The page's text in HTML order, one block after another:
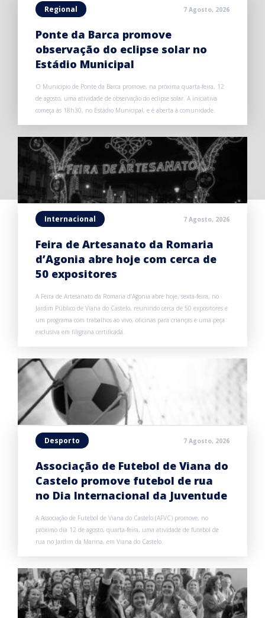
Regional 7 Agosto, 2026
Ponte da Barca promove
observação do eclipse solar no
Estádio Municipal
O Município de Ponte da Barca promove, na próxima quarta-feira, 12
de agosto, uma atividade de observação do eclipse solar. A iniciativa
começa às 18h30, no Estádio Municipal, e é aberta à comunidade.
Internacional 7 Agosto, 2026
Feira de Artesanato da Romaria
d’Agonia abre hoje com cerca de
50 expositores
A Feira de Artesanato da Romaria d’Agonia abre hoje, sexta-feira, no
Jardim Público de Viana do Castelo, reunindo cerca de 50 expositores e
um programa com trabalhos ao vivo, oficinas para crianças e uma peça
exclusiva em filigrana certificada.
Desporto 7 Agosto, 2026
Associação de Futebol de Viana do
Castelo promove futebol de rua
no Dia Internacional da Juventude
A Associação de Futebol de Viana do Castelo (AFVC) promove, no
próximo dia 12 de agosto, quarta-feira, uma atividade de futebol de
rua no Jardim da Marina, em Viana do Castelo.